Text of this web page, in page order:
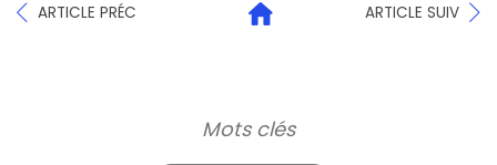
ARTICLE PRÉC ARTICLE SUIV
Mots clés